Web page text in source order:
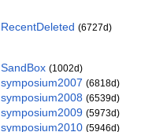
RecentDeleted (6727d)
SandBox (1002d)
symposium2007 (6818d)
symposium2008 (6539d)
symposium2009 (5973d)
symposium2010 (5946d)